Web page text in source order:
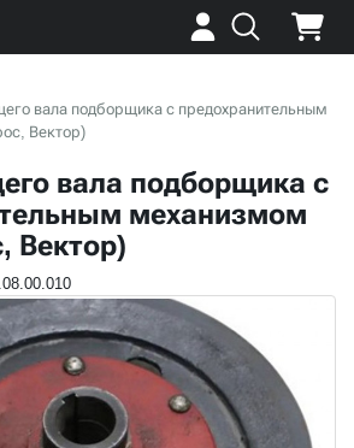
вала подборщика с предохранительным
Вектор)
вала подборщика с
механизмом
Вектор)